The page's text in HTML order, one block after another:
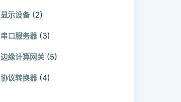
显示设备 (2)
串口服务器 (3)
边缘计算网关 (5)
协议转换器 (4)